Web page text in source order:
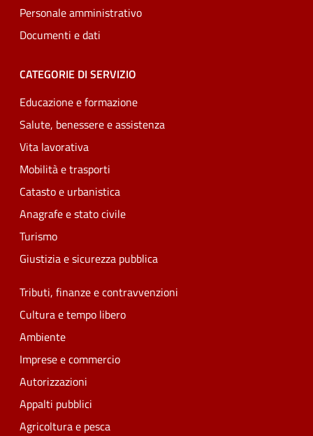
Personale amministrativo
Documenti e dati
CATEGORIE DI SERVIZIO
Educazione e formazione
Salute, benessere e assistenza
Vita lavorativa
Mobilità e trasporti
Catasto e urbanistica
Anagrafe e stato civile
Turismo
Giustizia e sicurezza pubblica
Tributi, finanze e contravvenzioni
Cultura e tempo libero
Ambiente
Imprese e commercio
Autorizzazioni
Appalti pubblici
Agricoltura e pesca